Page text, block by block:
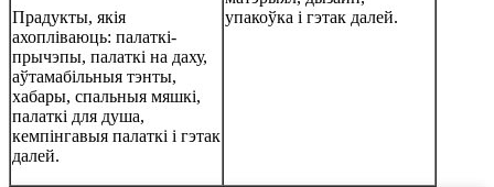
Прадукты, якія
ахопліваюць: палаткі-
прычэпы, палаткі на даху,
аўтамабільныя тэнты,
хабары, спальныя мяшкі,
палаткі для душа,
кемпінгавыя палаткі і гэтак
далей.
упакоўка і гэтак далей.